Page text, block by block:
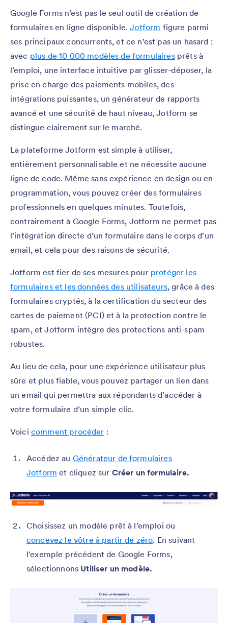
Google Forms n’est pas le seul outil de création de
formulaires en ligne disponible.Jotform figure parmi
ses principaux concurrents, et ce n’est pas un hasard :
avec plus de 10 000 modèles de formulairesprêts à
l’emploi, une interface intuitive par glisser-déposer, la
prise en charge des paiements mobiles, des
intégrations puissantes, un générateur de rapports
avancé et une sécurité de haut niveau, Jotform se
distingue clairement sur le marché.
La plateforme Jotform est simple à utiliser,
entièrement personnalisable et ne nécessite aucune
ligne de code. Même sans expérience en design ou en
programmation, vous pouvez créer des formulaires
professionnels en quelques minutes. Toutefois,
contrairement à Google Forms, Jotform ne permet pas
l’intégration directe d’un formulaire dans le corps d’un
email, et cela pour des raisons de sécurité.
Jotform est fier de ses mesures pour protéger les
formulaires et les données des utilisateurs, grâce à des
formulaires cryptés, à la certification du secteur des
cartes de paiement (PCI) et à la protection contre le
spam, et Jotform intègre des protections anti-spam
robustes.
Au lieu de cela, pour une expérience utilisateur plus
sûre et plus fiable, vous pouvez partager un lien dans
un email qui permettra aux répondants d’accéder à
votre formulaire d’un simple clic.
Voici comment procéder :
Accédez au Générateur de formulaires
Jotform et cliquez sur Créer un formulaire.
Choisissez un modèle prêt à l’emploi ou
concevez le vôtre à partir de zéro. En suivant
l’exemple précédent de Google Forms,
sélectionnons Utiliser un modèle.